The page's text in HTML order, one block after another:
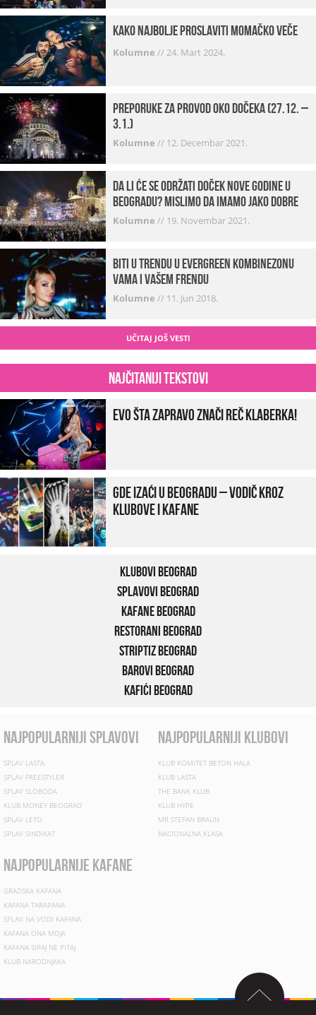
Kako najbolje proslaviti momačko veče
Kolumne //24. Mart 2024.
Preporuke za provod oko dočeka (27.12. –
3.1.)
Kolumne // 12. Decembar 2021.
Da li će se održati doček Nove godine u
Beogradu? Mislimo da imamo jako DOBRE
VESTI!
Kolumne // 19. Novembar 2021.
Biti u trendu u Evergreen kombinezonu
vama i vašem frendu
Kolumne // 11. Jun 2018.
UČITAJ JOŠ VESTI
Najčitaniji tekstovi
Evo šta zapravo znači reč klaberka!
Gde izaći u Beogradu – vodič kroz
klubove i kafane
Klubovi Beograd
Splavovi Beograd
Kafane Beograd
Restorani Beograd
Striptiz Beograd
Barovi Beograd
Kafići Beograd
najpopularniji splavovi
SPLAV LASTA
SPLAV FREESTYLER
SPLAV SLOBODA
KLUB MONEY BEOGRAD
SPLAV LETO
SPLAV SINDIKAT
najpopularniji klubovi
KLUB KOMITET BETON HALA
KLUB LASTA
THE BANK KLUB
KLUB HYPE
MR STEFAN BRAUN
NACIONALNA KLASA
najpopularnije kafane
GRADSKA KAFANA
KAFANA TARAPANA
SPLAV NA VODI KAFANA
KAFANA ONA MOJA
KAFANA SIPAJ NE PITAJ
KLUB NARODNJAKA